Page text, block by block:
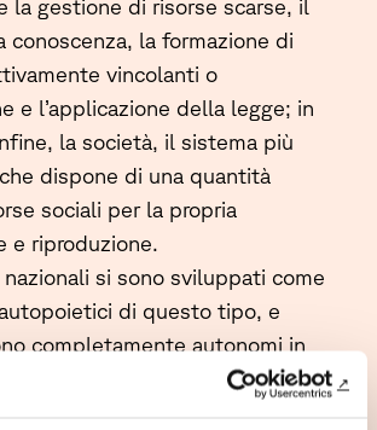
la gestione di risorse scarse, il
conoscenza, la formazione di
vincolanti o
e l’applicazione della legge; in
la società, il sistema più
dispone di una quantità
sociali per la propria
e riproduzione.
si sono sviluppati come
di questo tipo, e
completamente autonomi in
dall’input di risorse dall’esterno.